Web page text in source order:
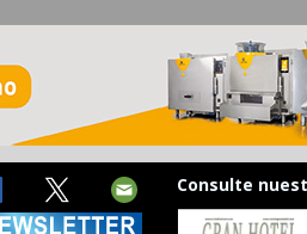
Consulte